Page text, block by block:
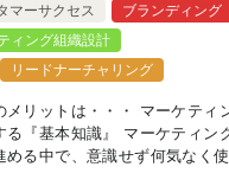
マーサクセス
ブランディング
ィング組織設計
リードナーチャリング
メリットは・・・ マーケティ
る『基本知識』 マーケティン
る中で、意識せず何気なく